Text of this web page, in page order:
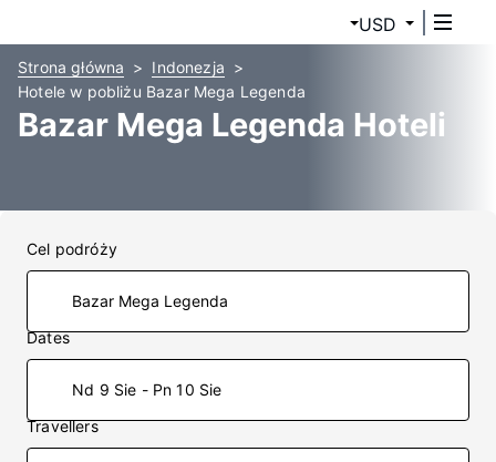
USD
Strona główna
Indonezja
Hotele w pobliżu Bazar Mega Legenda
Bazar Mega Legenda Hoteli
Cel podróży
Dates
Nd 9 Sie - Pn 10 Sie
Travellers